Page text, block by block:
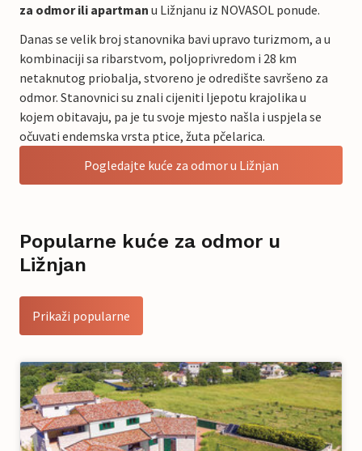
za odmor ili apartman u Ližnjanu iz NOVASOL ponude.
Danas se velik broj stanovnika bavi upravo turizmom, a u
kombinaciji sa ribarstvom, poljoprivredom i 28 km
netaknutog priobalja, stvoreno je odredište savršeno za
odmor. Stanovnici su znali cijeniti ljepotu krajolika u
kojem obitavaju, pa je tu svoje mjesto našla i uspjela se
očuvati endemska vrsta ptice, žuta pčelarica.
Pogledajte kuće za odmor u Ližnjan
Popularne kuće za odmor u
Ližnjan
Prikaži popularne